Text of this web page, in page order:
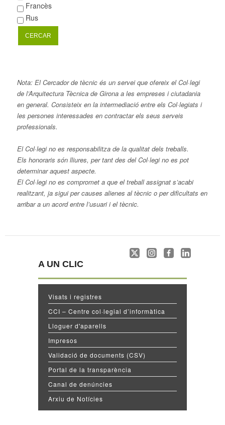
Francès
Rus
Nota: El Cercador de tècnic és un servei que ofereix el Col·legi
de l’Arquitectura Tècnica de Girona a les empreses i ciutadania
en general. Consisteix en la intermediació entre els Col·legiats i
les persones interessades en contractar els seus serveis
professionals.
El Col·legi no es responsabilitza de la qualitat dels treballs.
Els honoraris són lliures, per tant des del Col·legi no es pot
determinar aquest aspecte.
El Col·legi no es compromet a que el treball assignat s’acabi
realitzant, ja sigui per causes alienes al tècnic o per dificultats en
arribar a un acord entre l’usuari i el tècnic.
A UN CLIC
Visats i registres
CCI – Centre col·legial d’informàtica
Lloguer d'aparells
Impresos
Validació de documents (CSV)
Portal de la transparència
Canal de denúncies
Arxiu de Notícies